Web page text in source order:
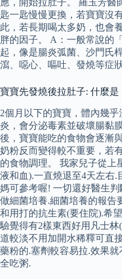
應，開始拉肚子。 羅玉芳醫
匙一匙慢慢更換，若寶寶沒
此，若長期喝太多奶，也會
胖的因子。 A：一般常說的
起，像是腸炎弧菌、沙門氏
瀉、噁心、嘔吐、發燒等症狀
寶寶先發燒後拉肚子: 什麼是
2個月以下的寶寶，體內幾
炎，會分泌毒素並破壞腸黏
後，寶寶能吃的食物會逐漸
奶粉反而變得較不重要，若
的食物調理。 我家兒子從上
液和血).一直燒退至4天左右.
媽可參考喔! 一切還好醫生
做細菌培養.細菌培養的報告
和用打的抗生素(要住院).希
驗覺得有2樣東西好用凡士
道較淡不用加開水稀釋可直
藥粉的.塞劑較容易拉.效果
全吃粥.